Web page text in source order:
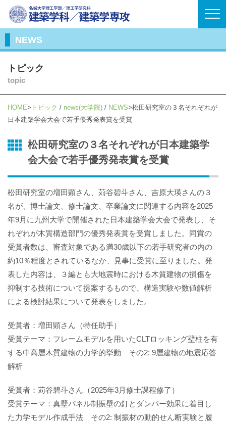
NEWS
トピック
topic
HOME トピック / news(大学院) / NEWS 松田研究室の３名それぞれが
日本建築学会大会で若手優秀発表賞を受賞
松田研究室の３名それぞれが日本建築学
会大会で若手優秀発表賞を受賞
松田研究室の増田顕さん、苅谷碧斗さん、吉原大瑛さんの３
名が、博士論文、修士論文、卒業論文に関連する内容を2025
年9月に九州大学で開催された日本建築学会大会で発表し、そ
れぞれが木質構造部門の優秀発表賞を受賞しました。同賞の
受賞者数は、審査対象である満30歳以下の若手研究者の内の
約10％程度とされているなか、見事に受賞に至りました。発
表した内容は、３編とも大地震時における木質建物の損傷を
抑制する技術について提案するもので、構造実験や数値解析
による検討結果について発表をしました。
受賞者：増田顕さん（特任助手）
受賞テーマ：フレームモデルを用いたCLTロッキング壁柱を有
する中高層木質建物の力学的挙動 その2: 9層建物の地震応答
解析
受賞者：苅谷碧斗さん（2025年3月修士課程修了）
受賞テーマ：真壁パネル制振壁の釘とダンパー効果に着目し
た力学モデル作成手法 その2: 制振材の動的せん断実験と履